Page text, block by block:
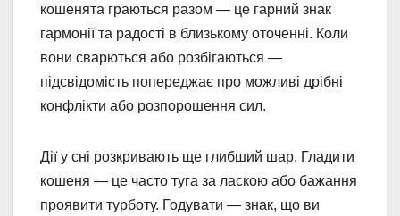
кошенята граються разом — це гарний знак
гармонії та радості в близькому оточенні. Коли
вони сварються або розбігаються —
підсвідомість попереджає про можливі дрібні
конфлікти або розпорошення сил.
Дії у сні розкривають ще глибший шар. Гладити
кошеня — це часто туга за ласкою або бажання
проявити турботу. Годувати — знак, що ви